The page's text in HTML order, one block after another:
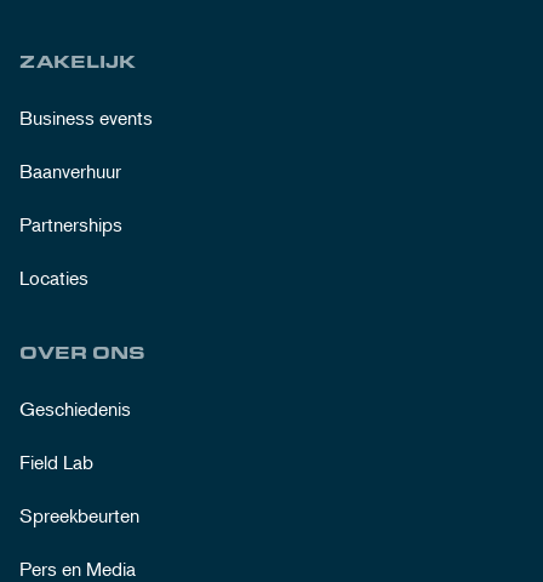
ZAKELIJK
Business events
Baanverhuur
Partnerships
Locaties
OVER ONS
Geschiedenis
Field Lab
Spreekbeurten
Pers en Media